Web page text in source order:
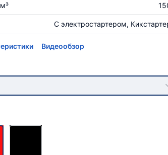
С электростартером,
Видеообзор